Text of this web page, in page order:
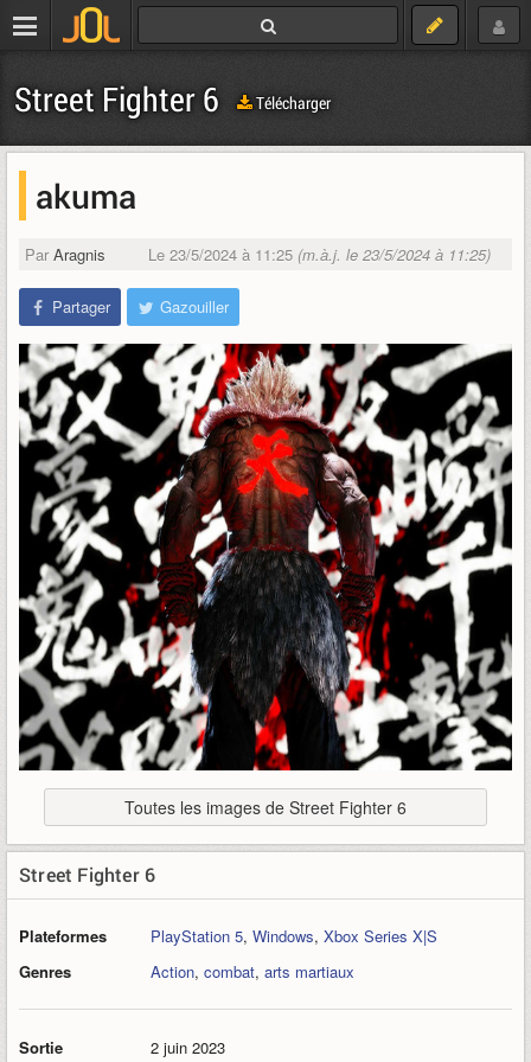
Street Fighter 6 Télécharger
akuma
Par Aragnis Le 23/5/2024 à 11:25 (m.à.j. le 23/5/2024 à 11:25)
Partager Gazouiller
Toutes les images de Street Fighter 6
Street Fighter 6
Plateformes PlayStation 5, Windows, Xbox Series X|S
Genres
Action, combat, arts martiaux
Sortie 2 juin 2023